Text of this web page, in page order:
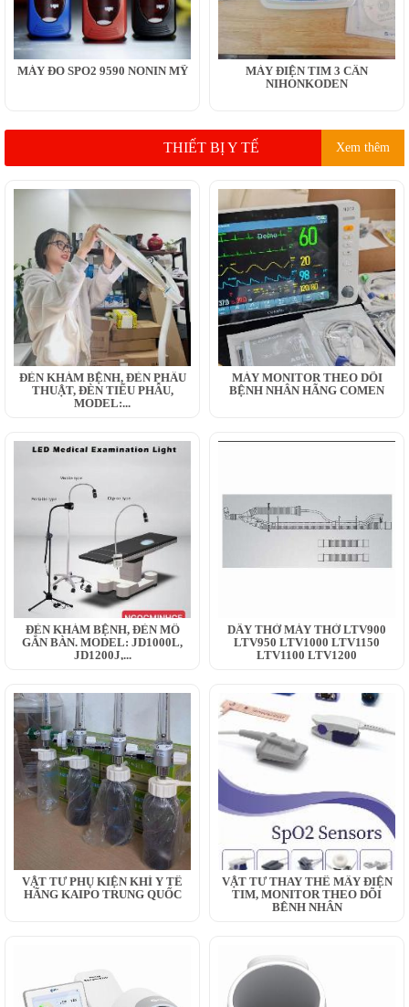
MÁY ĐO SPO2 9590 NONIN MỸ
MÁY ĐIỆN TIM 3 CẦN
NIHONKODEN
THIẾT BỊ Y TẾ Xem thêm
ĐÈN KHÁM BỆNH, ĐÈN PHẪU
THUẬT, ĐÈN TIỂU PHẪU,
MODEL:...
MÁY MONITOR THEO DÕI
BỆNH NHÂN HÃNG COMEN
ĐÈN KHÁM BỆNH, ĐÈN MỔ
GẮN BÀN. MODEL: JD1000L,
JD1200J,...
DÂY THỞ MÁY THỞ LTV900
LTV950 LTV1000 LTV1150
LTV1100 LTV1200
VẬT TƯ PHỤ KIỆN KHÍ Y TẾ
HÃNG KAIPO TRUNG QUỐC
VẬT TƯ THAY THẾ MÂY ĐIỆN
TIM, MONITOR THEO DÕI
BỆNH NHÂN